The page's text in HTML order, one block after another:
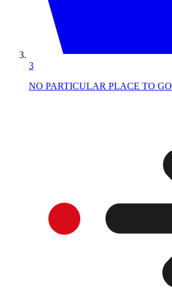
3
NO PARTICULAR PLACE TO GO